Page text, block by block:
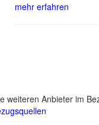
mehr erfahren
weiteren Anbieter im